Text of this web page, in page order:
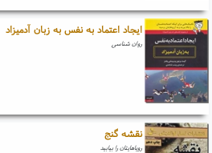
ایجاد اعتماد به نفس به زبان آدمیزاد
روان شناسی
نقشه گنج
رویاهایتان را بیابید